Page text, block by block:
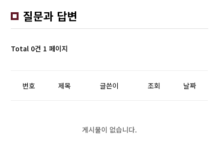
질문과 답변
Total 0건 1 페이지
번호 제목 글쓴이 조회 날짜
게시물이 없습니다.